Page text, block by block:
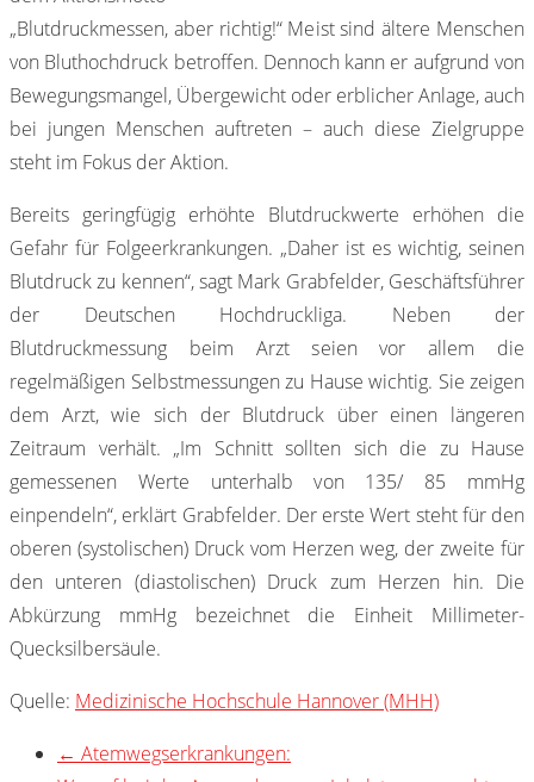
„Blutdruckmessen, aber richtig!“ Meist sind ältere Menschen
von Bluthochdruck betroffen. Dennoch kann er aufgrund von
Bewegungsmangel, Übergewicht oder erblicher Anlage, auch
bei jungen Menschen auftreten – auch diese Zielgruppe
steht im Fokus der Aktion.
Bereits geringfügig erhöhte Blutdruckwerte erhöhen die
Gefahr für Folgeerkrankungen. „Daher ist es wichtig, seinen
Blutdruck zu kennen“, sagt Mark Grabfelder, Geschäftsführer
der Deutschen Hochdruckliga. Neben der
Blutdruckmessung beim Arzt seien vor allem die
regelmäßigen Selbstmessungen zu Hause wichtig. Sie zeigen
dem Arzt, wie sich der Blutdruck über einen längeren
Zeitraum verhält. „Im Schnitt sollten sich die zu Hause
gemessenen Werte unterhalb von 135/ 85 mmHg
einpendeln“, erklärt Grabfelder. Der erste Wert steht für den
oberen (systolischen) Druck vom Herzen weg, der zweite für
den unteren (diastolischen) Druck zum Herzen hin. Die
Abkürzung mmHg bezeichnet die Einheit Millimeter-
Quecksilbersäule.
Quelle: Medizinische Hochschule Hannover (MHH)
← Atemwegserkrankungen: